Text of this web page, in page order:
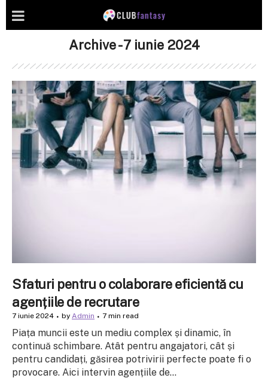
Archive - 7 iunie 2024
Sfaturi pentru o colaborare eficientă cu
agențiile de recrutare
7 iunie 2024 by Admin 7 min read
Piața muncii este un mediu complex și dinamic, în
continuă schimbare. Atât pentru angajatori, cât și
pentru candidați, găsirea potrivirii perfecte poate fi o
provocare. Aici intervin agențiile de...